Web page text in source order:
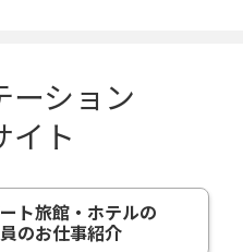
ーション
イト
ト旅館・ホテルの
のお仕事紹介